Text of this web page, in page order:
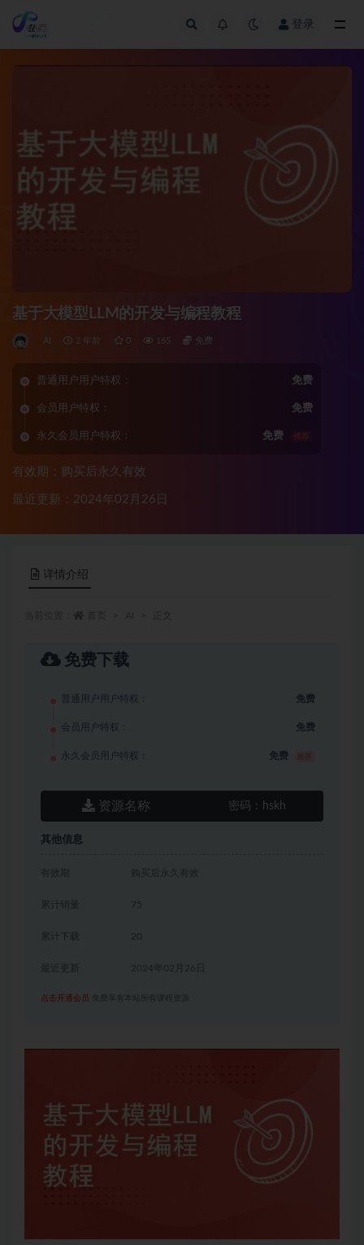
登录
基于大模型LLM的开发与编程教程
AI 2 年前 0 165 免费
普通用户用户特权： 免费
会员用户特权： 免费
永久会员用户特权： 免费 推荐
有效期：购买后永久有效
最近更新：2024年02月26日
详情介绍
免费下载
普通用户用户特权： 免费
会员用户特权： 免费
永久会员用户特权： 免费
资源名称 密码： hskh
其他信息
有效期 购买后永久有效
累计销量 75
累计下载 20
2024年02月26日
点击开通会员 免费享有本站所有课程资源